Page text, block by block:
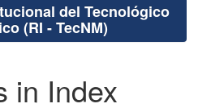
del Tecnológico
(RI - TecNM)
in Index